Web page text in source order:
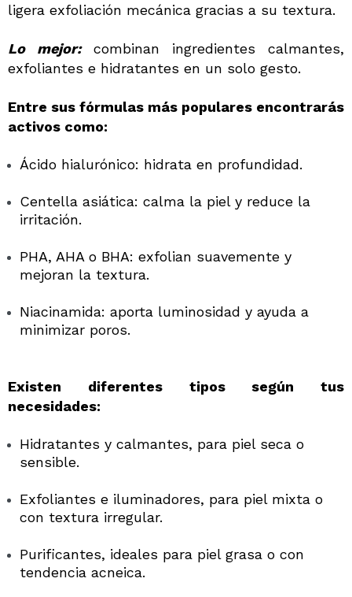
ligera exfoliación mecánica gracias a su textura.
Lo mejor:combinan ingredientes calmantes,
exfoliantes e hidratantes en un solo gesto.
Entre sus fórmulas más populares encontrarás
activos como:
Ácido hialurónico: hidrata en profundidad.
Centella asiática: calma la piel y reduce la
irritación.
PHA, AHA o BHA: exfolian suavemente y
mejoran la textura.
Niacinamida: aporta luminosidad y ayuda a
minimizar poros.
Existen diferentes tipos según tus
necesidades:
Hidratantes y calmantes, para piel seca o
sensible.
Exfoliantes e iluminadores, para piel mixta o
con textura irregular.
Purificantes, ideales para piel grasa o con
tendencia acneica.